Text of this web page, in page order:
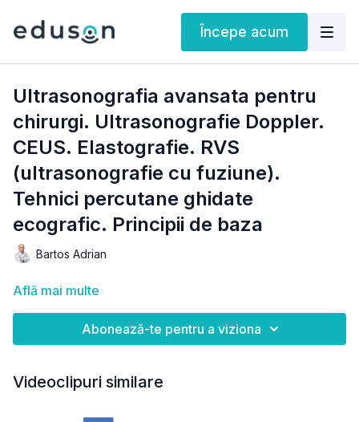
Începe acum
Ultrasonografia avansata pentru
chirurgi. Ultrasonografie Doppler.
CEUS. Elastografie. RVS
(ultrasonografie cu fuziune).
Tehnici percutane ghidate
ecografic. Principii de baza
Bartos Adrian
Află mai multe
Abonează-te pentru a viziona
Videoclipuri similare